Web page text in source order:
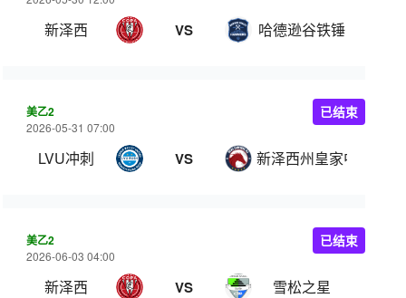
新泽西 VS 哈德逊谷铁锤
美乙2
2026-05-31 07:00
LVU冲刺 VS 新泽西州皇家中心
已结束
美乙2
2026-06-03 04:00
新泽西 VS 雪松之星
已结束